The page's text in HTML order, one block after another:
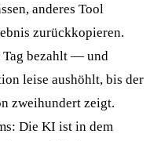
anderes Tool
zurückkopieren.
Tag bezahlt — und
leise aushöhlt, bis der
zweihundert zeigt.
Die KI ist in dem